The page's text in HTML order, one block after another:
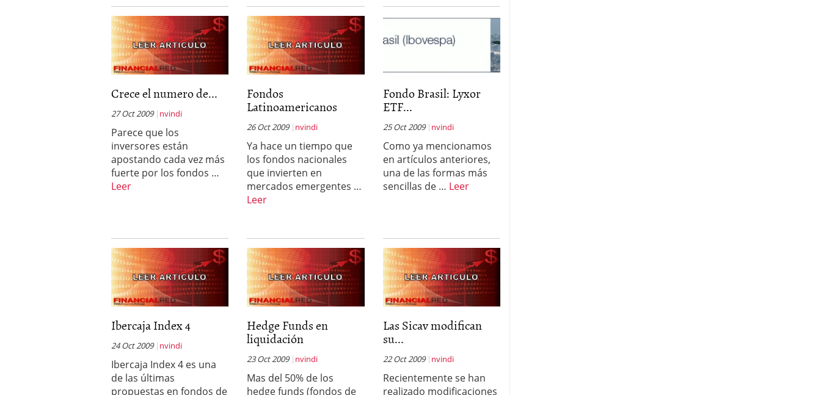
Crece el numero de...
27 Oct 2009 nvindi
Parece que los
inversores están
apostando cada vez más
fuerte por los fondos …
Leer
Fondos
Latinoamericanos
26 Oct 2009 nvindi
Ya hace un tiempo que
los fondos nacionales
que invierten en
mercados emergentes …
Leer
Fondo Brasil: Lyxor
ETF...
25 Oct 2009 nvindi
Como ya mencionamos
en artículos anteriores,
una de las formas más
sencillas de … Leer
Ibercaja Index 4
24 Oct 2009 nvindi
Ibercaja Index 4 es una
de las últimas
propuestas en fondos de
Hedge Funds en
liquidación
23 Oct 2009 nvindi
Mas del 50% de los
hedge funds (fondos de
Las Sicav modifican
su...
22 Oct 2009 nvindi
Recientemente se han
realizado modificaciones